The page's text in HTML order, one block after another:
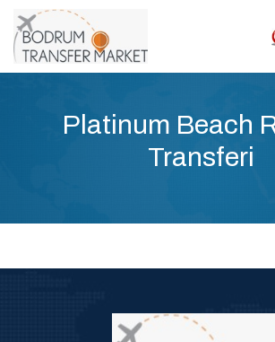
Platinum Beach
Transferi